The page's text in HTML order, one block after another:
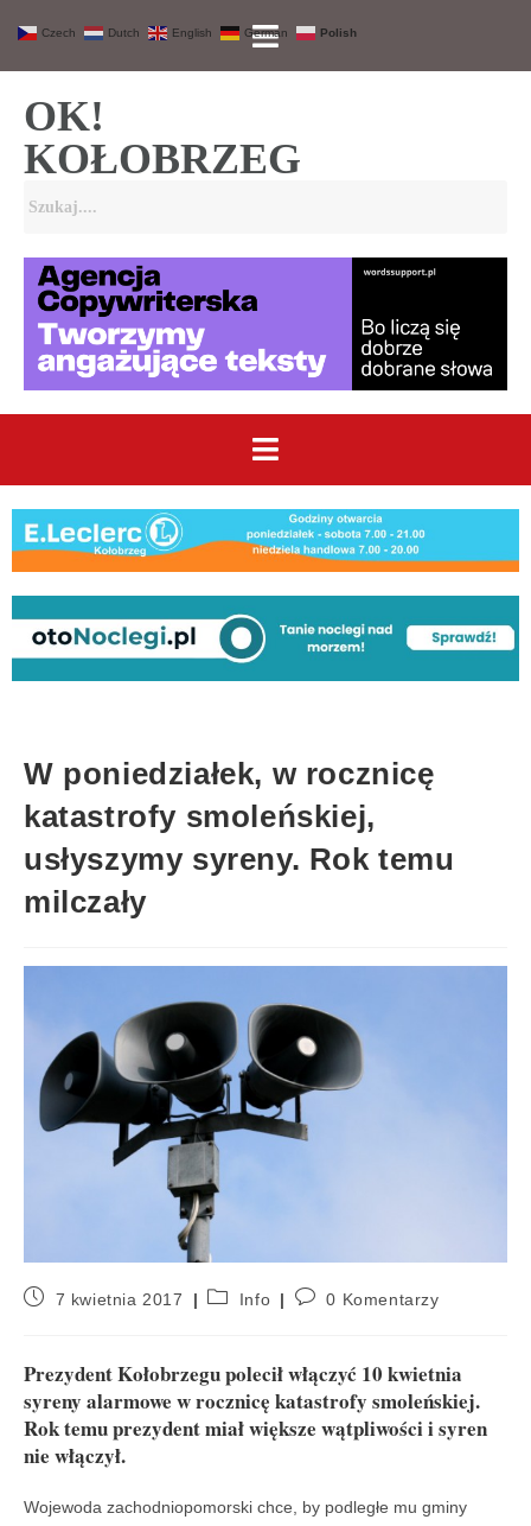
OK!
KOŁOBRZEG
W poniedziałek, w rocznicę
katastrofy smoleńskiej,
usłyszymy syreny. Rok temu
milczały
7 kwietnia 2017 Info 0 Komentarzy
Prezydent Kołobrzegu polecił włączyć 10 kwietnia
syreny alarmowe w rocznicę katastrofy smoleńskiej.
Rok temu prezydent miał większe wątpliwości i syren
nie włączył.
Wojewoda zachodniopomorski chce, by podległe mu gminy
Czech Dutch English German Polish